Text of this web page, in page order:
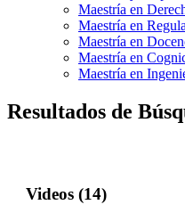
Maestría en
Maestría en
Maestría en
Maestría en
Maestría en
Resultados de
Videos (14)